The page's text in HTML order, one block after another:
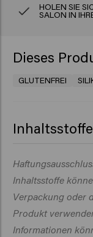
HOLEN SIE
SALON IN
Dieses
GLUTENFREI
Inhaltsstoffe
Chloride,
(Fragrance),
Betaine, Sodium
Parkii (Shea)
Seed Extract,
Inhaltsstoffe
Verpackung oder
Produkt
Informationen